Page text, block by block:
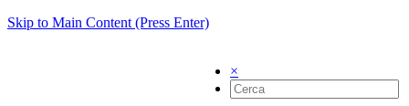
Skip to Main Content (Press Enter)
×